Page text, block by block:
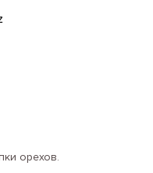
орехов.